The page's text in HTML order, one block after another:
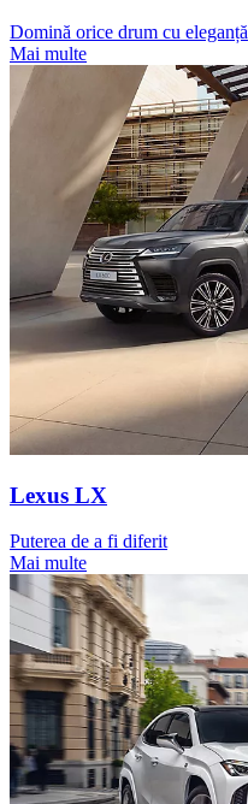
Domină orice drum cu eleganță
Mai multe
Lexus LX
Puterea de a fi diferit
Mai multe